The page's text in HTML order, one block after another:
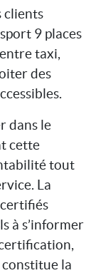
clients
9 places
taxi,
des
dans le
cette
tout
La
à s’informer
la